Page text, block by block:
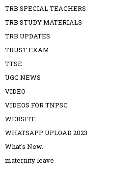
TRB SPECIAL TEACHERS
TRB STUDY MATERIALS
TRB UPDATES
TRUST EXAM
TTSE
UGC NEWS
VIDEO
VIDEOS FOR TNPSC
WEBSITE
WHATSAPP UPLOAD 2023
What's New.
maternity leave